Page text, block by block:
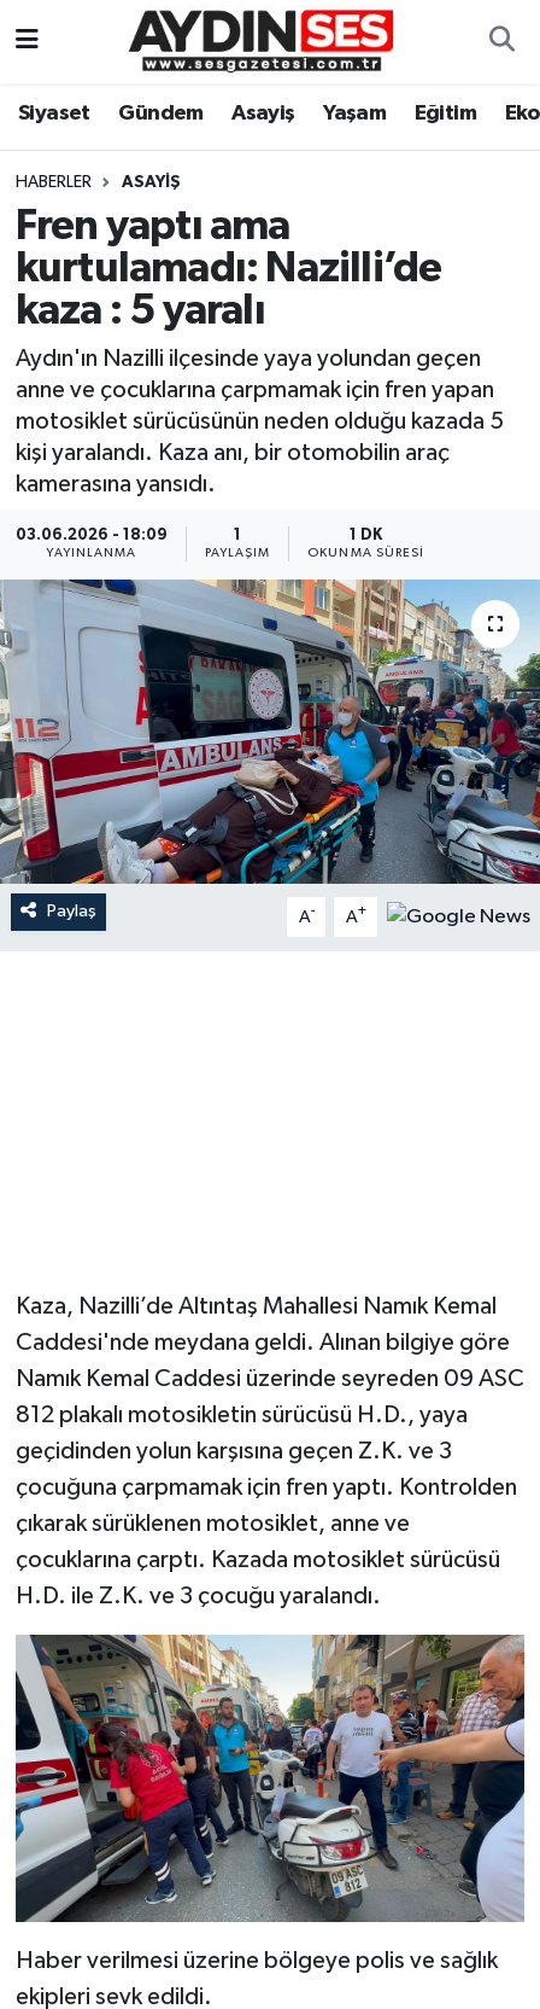
Siyaset Gündem Asayiş Yaşam Eğitim
HABERLER ASAYIŞ
Fren yaptı ama
kurtulamadı: Nazilli’de
kaza : 5 yaralı
Aydın'ın Nazilli ilçesinde yaya yolundan geçen
anne ve çocuklarına çarpmamak için fren yapan
motosiklet sürücüsünün neden olduğu kazada 5
kişi yaralandı. Kaza anı, bir otomobilin araç
kamerasına yansıdı.
03.06.2026 - 18:09
YAYINLANMA PAYLAŞIM
1 DK
OKUNMA SÜRESI
Paylaş A- A+
Kaza, Nazilli’de Altıntaş Mahallesi Namık Kemal
Caddesi'nde meydana geldi. Alınan bilgiye göre
Namık Kemal Caddesi üzerinde seyreden 09 ASC
812 plakalı motosikletin sürücüsü H.D., yaya
geçidinden yolun karşısına geçen Z.K. ve 3
çocuğuna çarpmamak için fren yaptı. Kontrolden
çıkarak sürüklenen motosiklet, anne ve
çocuklarına çarptı. Kazada motosiklet sürücüsü
H.D. ile Z.K. ve 3 çocuğu yaralandı.
Haber verilmesi üzerine bölgeye polis ve sağlık
ekipleri sevk edildi.
Gündem
Siyaset
Ekonomi
Eğitim
Kültür Sanat
Aydın Hava Durumu
Aydin Namaz Vakitleri
Aydın Trafik Yoğunluk Haritası
Süper Lig Puan Durumu ve Fikstür
Tüm Manşetler
Son Dakika Haberleri